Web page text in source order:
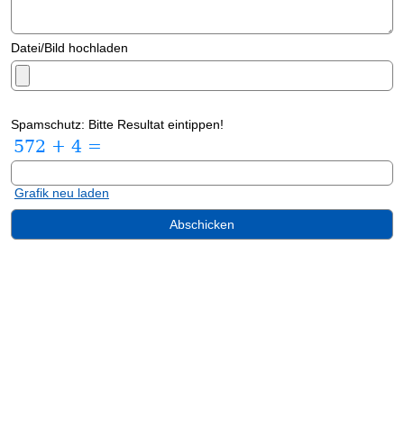
Datei/Bild hochladen
Spamschutz: Bitte Resultat eintippen!
Grafik neu laden